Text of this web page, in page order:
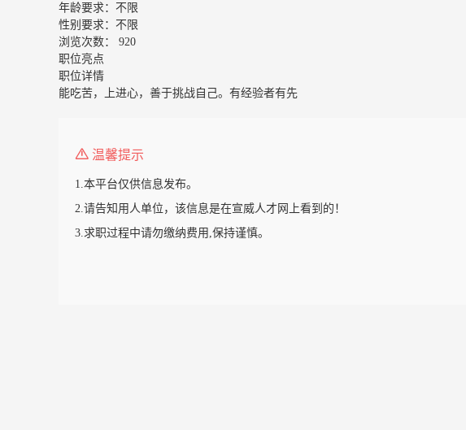
年龄要求： 不限
性别要求： 不限
浏览次数：
920
职位亮点
职位详情
能吃苦，上进心，善于挑战自己。有经验者有先
温馨提示
1.本平台仅供信息发布。
2.请告知用人单位，该信息是在宣威人才网上看到的！
3.求职过程中请勿缴纳费用,保持谨慎。